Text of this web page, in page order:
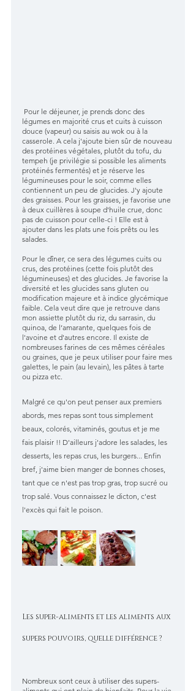
légumes en majorité crus et cuits à cuisson
douce (vapeur) ou saisis au wok ou à la
casserole. A cela j'ajoute bien sûr de nouveau
des protéines végétales, plutôt du tofu, du
tempeh (je privilégie si possible les aliments
protéinés fermentés) et je réserve les
légumineuses pour le soir, comme elles
contiennent un peu de glucides. J'y ajoute
des graisses. Pour les graisses, je favorise une
à deux cuillères à soupe d'huile crue, donc
pas de cuisson pour celle-ci ! Elle est à
ajouter dans les plats une fois prêts ou les
salades.
Pour le dîner, ce sera des légumes cuits ou
crus, des protéines (cette fois plutôt des
légumineuses) et des glucides. Je favorise la
diversité et les glucides sans gluten ou
modification majeure et à indice glycémique
faible. Cela veut dire que je retrouve dans
mon assiette plutôt du riz, du sarrasin, du
quinoa, de l’amarante, quelques fois de
l'avoine et d'autres encore. Il existe de
nombreuses farines de ces mêmes céréales
ou graines, que je peux utiliser pour faire mes
galettes, le pain (au levain), les pâtes à tarte
ou pizza etc.
Malgré ce qu'on peut penser aux premiers
abords, mes repas sont tous simplement
beaux, colorés, vitaminés, goutus et je me
fais plaisir !! D'ailleurs j'adore les salades, les
desserts, les repas crus, les burgers... Enfin
bref, j'aime bien manger de bonnes choses,
tant que ce n'est pas trop gras, trop sucré ou
trop salé. Vous connaissez le dicton, c'est
l'excès qui fait le poison.
Les super-aliments et les aliments aux
supers pouvoirs, quelle différence ?
Nombreux sont ceux à utiliser des supers-